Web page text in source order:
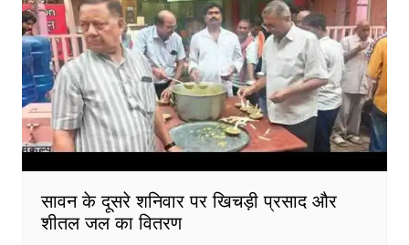
सावन के दूसरे शनिवार पर खिचड़ी प्रसाद और
शीतल जल का वितरण